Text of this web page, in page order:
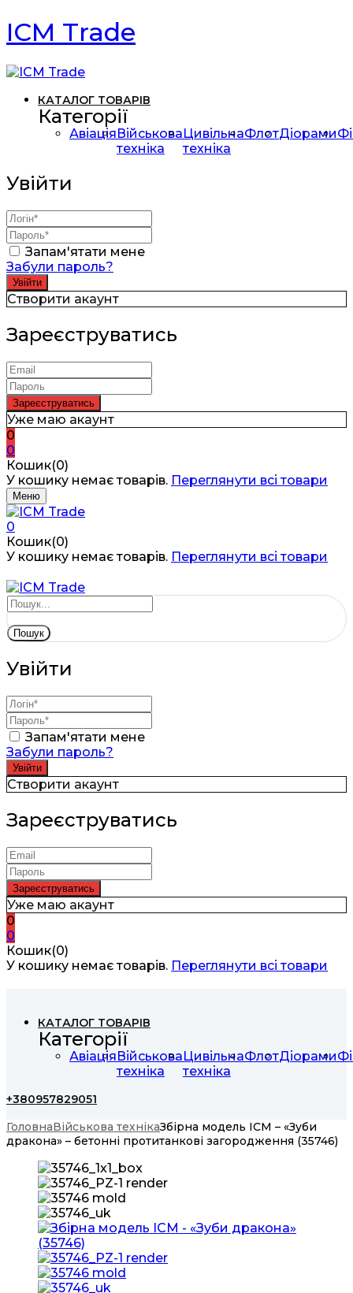
ICM Trade
КАТАЛОГ ТОВАРІВ
Категорії
АвіаціяВійськова
техніка
Цивільна
техніка
ФлотДіорами
Увійти
Запам'ятати мене
Забули пароль?
Створити акаунт
Зареєструватись
Уже маю акаунт
0
0
Кошик(0)
У кошику немає товарів. Переглянути всі товари
Меню
0
Кошик(0)
У кошику немає товарів. Переглянути всі товари
Пошук
Увійти
Запам'ятати мене
Забули пароль?
Створити акаунт
Зареєструватись
Уже маю акаунт
0
0
Кошик(0)
У кошику немає товарів. Переглянути всі товари
КАТАЛОГ ТОВАРІВ
Категорії
АвіаціяВійськова
техніка
Цивільна
техніка
ФлотДіорами
+380957829051
ГоловнаВійськова технікаЗбірна модель ICM – «Зуби
дракона» – бетонні протитанкові загородження (35746)